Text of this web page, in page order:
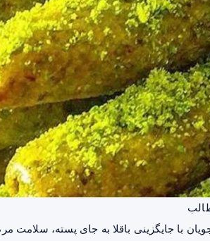
با جایگزینی باقلا به جای پسته، سلامت